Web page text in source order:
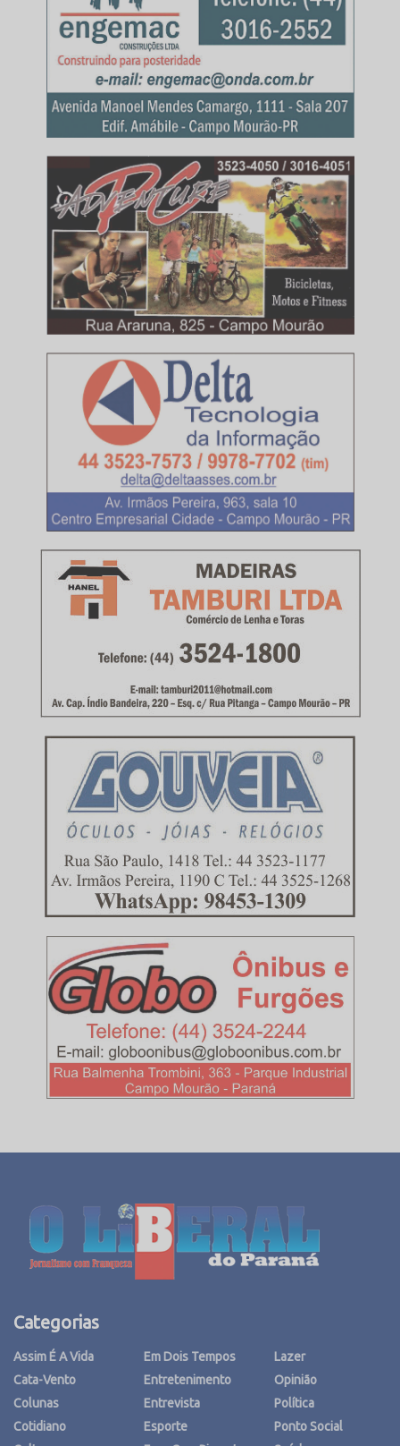
Categorias
Assim É A Vida
Cata-Vento
Colunas
Cotidiano
Em Dois Tempos
Entretenimento
Entrevista
Esporte
Lazer
Opinião
Política
Ponto Social